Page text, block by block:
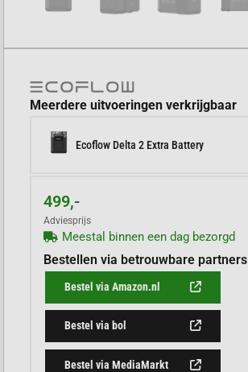
Meerdere uitvoeringen verkrijgbaar
Ecoflow Delta 2 Extra Battery
499,-
Adviesprijs
Meestal binnen een dag bezorgd
Bestellen via betrouwbare partners
Bestel via Amazon.nl
Bestel via bol
Bestel via MediaMarkt